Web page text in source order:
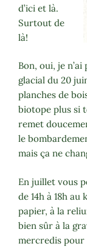
d’ici et là.
Surtout de
là!
Bon, oui, je
glacial du 20
planches de
biotope plus si
remet
le
mais ça ne
En juillet vous
de 14h à 18h
papier, à la
bien sûr à la
mercredis pour